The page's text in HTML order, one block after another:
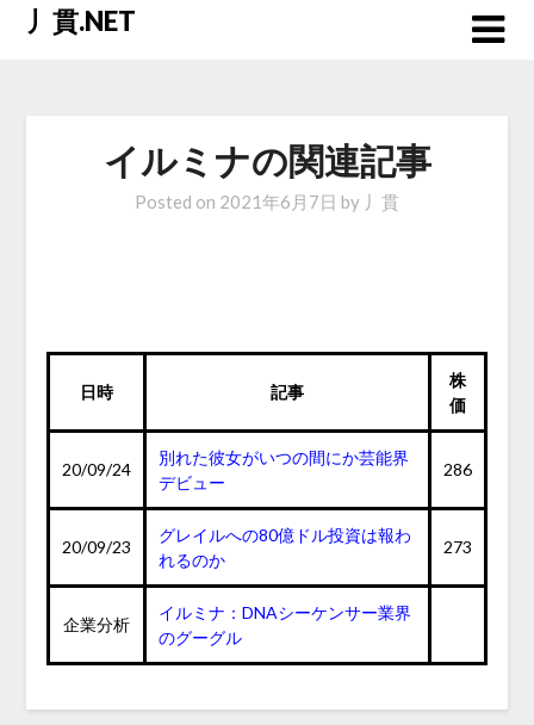
Skip丿貫.NET
イルミナの関連記事
Posted on 2021年6月7日 by 丿貫
日時 記事
株
価
20/09/24
別れた彼女がいつの間にか芸能界
デビュー
286
20/09/23
グレイルへの80億ドル投資は報わ
れるのか
273
企業分析
イルミナ：DNAシーケンサー業界
のグーグル